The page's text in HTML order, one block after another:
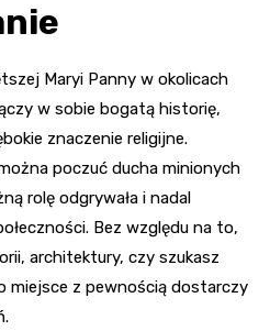
Maryi Panny w okolicach
w sobie bogatą historię,
znaczenie religijne.
poczuć ducha minionych
rolę odgrywała i nadal
Bez względu na to,
architektury, czy szukasz
miejsce z pewnością dostarczy